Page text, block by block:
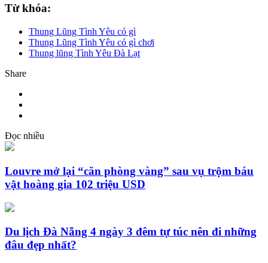
Từ khóa:
Thung Lũng Tình Yêu có gì
Thung Lũng Tình Yêu có gì chơi
Thung lũng Tình Yêu Đà Lạt
Share
Đọc nhiều
Louvre mở lại “căn phòng vàng” sau vụ trộm báu
vật hoàng gia 102 triệu USD
Du lịch Đà Nẵng 4 ngày 3 đêm tự túc nên đi những
đâu đẹp nhất?